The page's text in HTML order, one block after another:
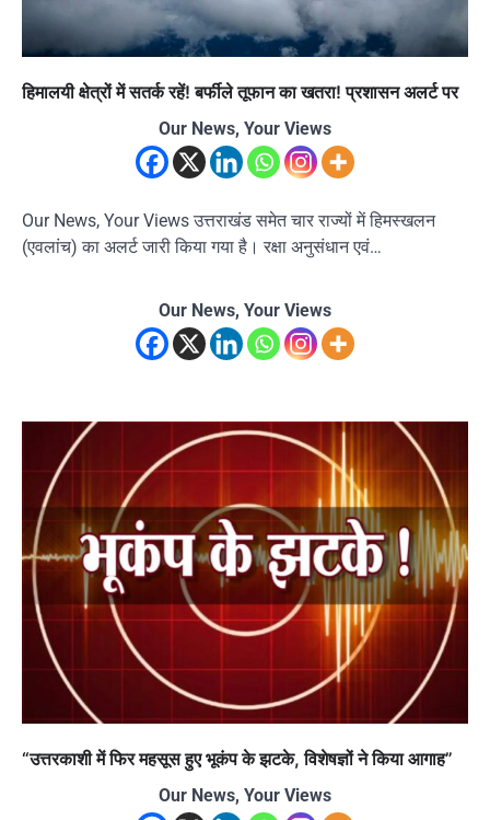
हिमालयी क्षेत्रों में सतर्क रहें! बर्फीले तूफान का खतरा! प्रशासन अलर्ट पर
Our News, Your Views
Our News, Your Views उत्तराखंड समेत चार राज्यों में हिमस्खलन
(एवलांच) का अलर्ट जारी किया गया है। रक्षा अनुसंधान एवं…
Our News, Your Views
“उत्तरकाशी में फिर महसूस हुए भूकंप के झटके, विशेषज्ञों ने किया आगाह”
Our News, Your Views